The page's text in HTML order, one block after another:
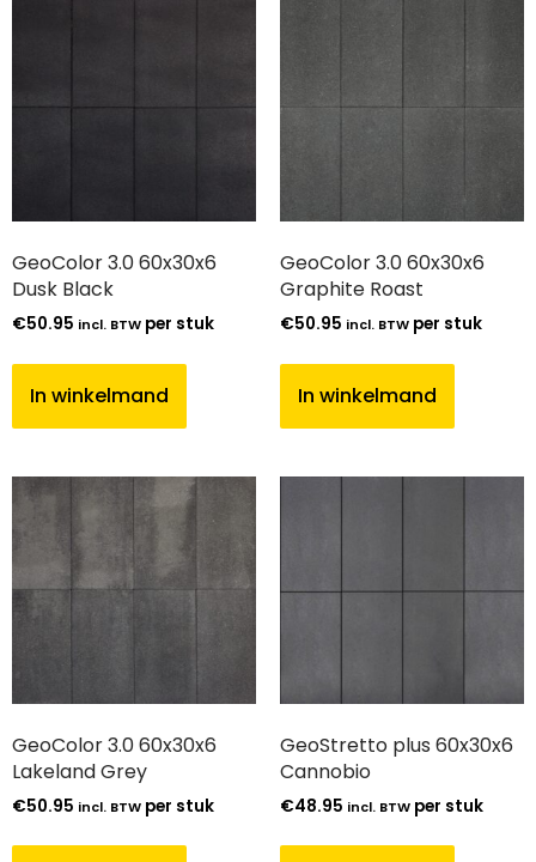
GeoColor 3.0 60x30x6
Dusk Black
€50.95 incl. BTW per stuk
In winkelmand
GeoColor 3.0 60x30x6
Graphite Roast
€50.95 incl. BTW per stuk
In winkelmand
GeoColor 3.0 60x30x6
Lakeland Grey
€50.95 incl. BTW per stuk
GeoStretto plus 60x30x6
Cannobio
€48.95 incl. BTW per stuk